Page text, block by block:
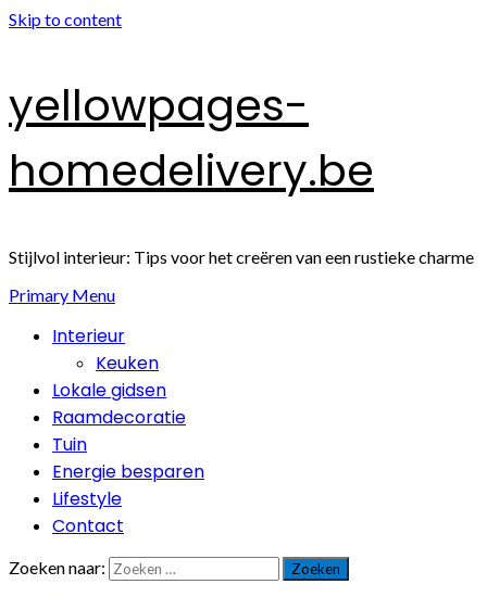
Skip to content
yellowpages-
homedelivery.be
Stijlvol interieur: Tips voor het creëren van een rustieke charme
Primary Menu
Interieur
Keuken
Lokale gidsen
Raamdecoratie
Tuin
Energie besparen
Lifestyle
Contact
Zoeken naar: